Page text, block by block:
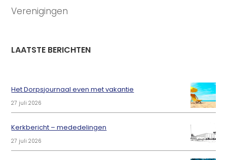
Verenigingen
LAATSTE BERICHTEN
Het Dorpsjournaal even met vakantie
27 juli 2026
Kerkbericht – mededelingen
27 juli 2026